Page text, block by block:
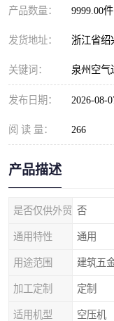
产品数量： 9999.00件
发货地址： 浙江省绍
关键词： 泉州空气
发布日期： 2026-08-
阅 读 量： 266
产品描述
是否仅供外贸 否
通用特性 通用
用途范围 建筑五
加工定制 定制
适用机型 空压机